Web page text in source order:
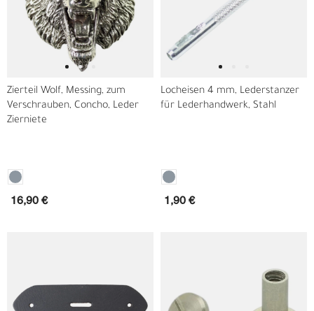
Zierteil Wolf, Messing, zum
Verschrauben, Concho, Leder
Zierniete
16,90 €
Locheisen 4 mm, Lederstanzer
für Lederhandwerk, Stahl
1,90 €